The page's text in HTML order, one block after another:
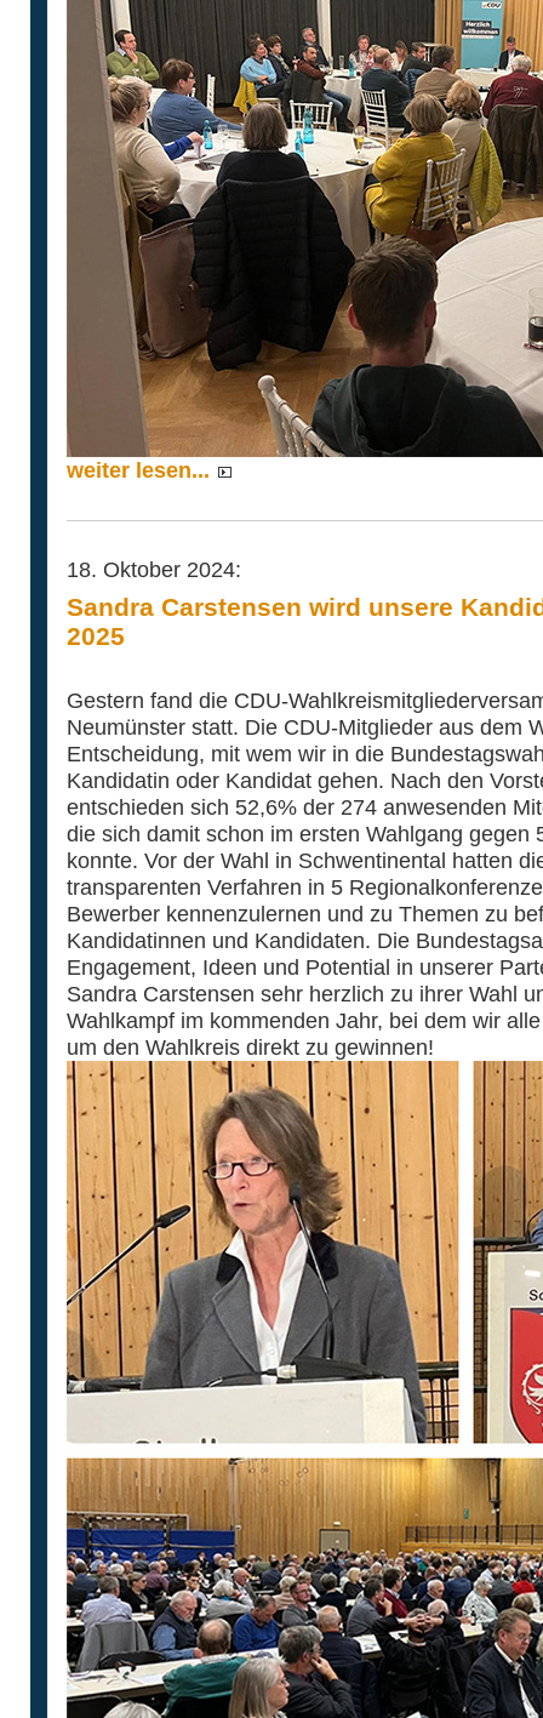
weiter lesen...
18. Oktober 2024:
Sandra Carstensen wird unsere
2025
Gestern fand die CDU-
Neumünster statt. Die CDU-Mitglieder aus dem
Entscheidung, mit wem wir in die
Kandidatin oder Kandidat gehen. Nach den
entschieden sich 52,6% der 274 anwesenden
die sich damit schon im ersten Wahlgang gegen
konnte. Vor der Wahl in Schwentinental hatten
transparenten Verfahren in 5
Bewerber kennenzulernen und zu Themen zu
Kandidatinnen und Kandidaten. Die
Engagement, Ideen und Potential in unserer
Sandra Carstensen sehr herzlich zu ihrer Wahl
Wahlkampf im kommenden Jahr, bei dem wir
um den Wahlkreis direkt zu gewinnen!